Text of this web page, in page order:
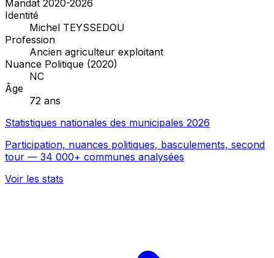
Mandat 2020-2026
Identité
Michel TEYSSEDOU
Profession
Ancien agriculteur exploitant
Nuance Politique (2020)
NC
Âge
72 ans
Statistiques nationales des municipales 2026
Participation, nuances politiques, basculements, second
tour — 34 000+ communes analysées
Voir les stats